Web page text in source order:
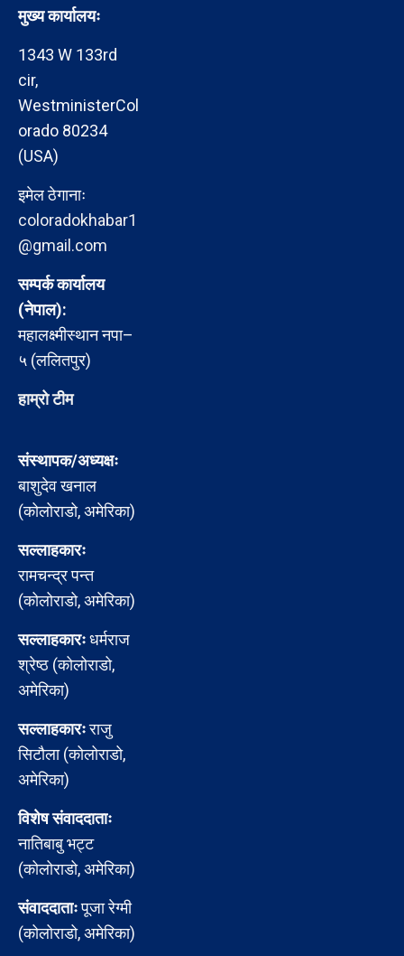
मुख्य कार्यालयः
1343 W 133rd
cir,
WestministerCol
orado 80234
(USA)
इमेल ठेगानाः
coloradokhabar1
@gmail.com
सम्पर्क कार्यालय
(नेपाल):
महालक्ष्मीस्थान नपा–
५ (ललितपुर)
हाम्रो टीम
संस्थापक/अध्यक्षः
बाशुदेव खनाल
(कोलोराडो, अमेरिका)
सल्लाहकारः
रामचन्द्र पन्त
(कोलोराडो, अमेरिका)
सल्लाहकारःधर्मराज
श्रेष्ठ (कोलोराडो,
अमेरिका)
सल्लाहकारःराजु
सिटौला (कोलोराडो,
अमेरिका)
विशेष संवाददाताः
नातिबाबु भट्ट
(कोलोराडो, अमेरिका)
संवाददाताःपूजा रेग्मी
(कोलोराडो, अमेरिका)